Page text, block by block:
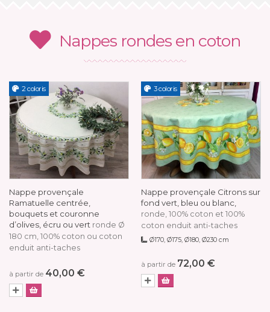
Nappes rondes en coton
2 coloris
Nappe provençale
Ramatuelle centrée,
bouquets et couronne
d’olives, écru ou vert ronde Ø
180 cm, 100% coton ou coton
enduit anti-taches
à partir de 40,00 €
3 coloris
Nappe provençale Citrons sur
fond vert, bleu ou blanc,
ronde, 100% coton et 100%
coton enduit anti-taches
Ø170, Ø175, Ø180, Ø230 cm
à partir de 72,00 €